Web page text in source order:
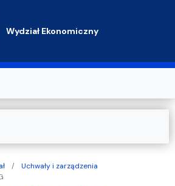
Wydział Ekonomiczny
Uchwały i zarządzenia